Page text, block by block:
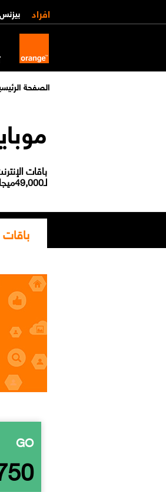
افراد بيزنس
الصفحة
لـ49,000ميجا. وكمان هتجيلك احسن عروض للانترنت من تطبيق My Orange
باقات GO
GO
750